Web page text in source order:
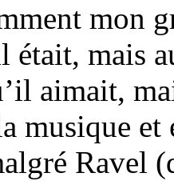
mon
était, mais
aimait,
musique
Ravel